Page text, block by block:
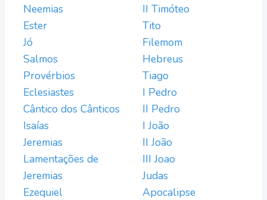
Neemias
Ester
Jó
Salmos
Provérbios
Eclesiastes
Cântico dos Cânticos
Isaías
Jeremias
Lamentações de
Jeremias
Ezequiel
II Timóteo
Tito
Filemom
Hebreus
Tiago
I Pedro
II Pedro
I João
II João
III Joao
Judas
Apocalipse